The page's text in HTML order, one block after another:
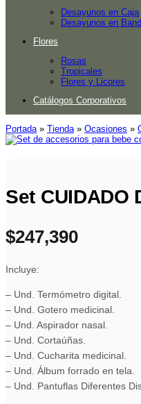
Desayunos en Caja
Desayunos en
Flores
Rosas
Tropicales
Flores y Licores
Catálogos Corporativos
Portada » Tienda » Ocasiones »
Set CUIDADO
$247,390
Incluye:
– Und. Termómetro digital.
– Und. Gotero medicinal.
– Und. Aspirador nasal.
– Und. Cortaúñas.
– Und. Cucharita medicinal.
– Und. Álbum forrado en tela.
– Und. Pantuflas Diferentes